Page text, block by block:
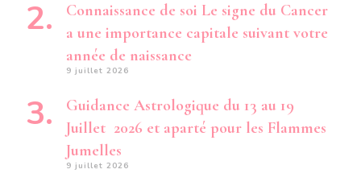
Connaissance de soi Le signe du Cancer
a une importance capitale suivant votre
année de naissance
9 juillet 2026
Guidance Astrologique du 13 au 19
Juillet 2026 et aparté pour les Flammes
Jumelles
9 juillet 2026